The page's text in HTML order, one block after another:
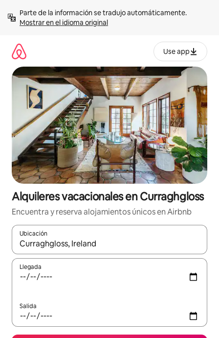
contenidoMostrar en el idioma original
Use app
Alquileres vacacionales en Curraghgloss
Encuentra y reserva alojamientos únicos en Airbnb
Ubicación
Cuando los resultados estén disponibles, navega con las
Llegada
Salida